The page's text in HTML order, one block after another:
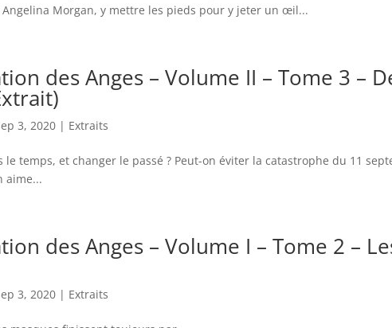
Angelina Morgan, y mettre les pieds pour y jeter un œil...
des Anges – Volume II – Tome 3 –
3, 2020 | Extraits
le temps, et changer le passé ? Peut-on éviter la catastrophe du 11
aime...
des Anges – Volume I – Tome 2 –
3, 2020 | Extraits